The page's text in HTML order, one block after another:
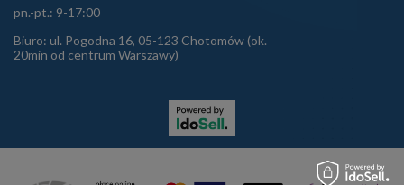
pn.-pt.: 9-17:00
Biuro: ul. Pogodna 16, 05-123 Chotomów (ok.
20min od centrum Warszawy)